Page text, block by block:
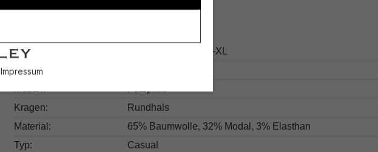
Produktnummer:
331.0426-0459-104-XL
Farben:
Kragen:
Rundhals
Material:
65% Baumwolle, 32% Modal, 3% Elasthan
Typ:
Casual
Impressum